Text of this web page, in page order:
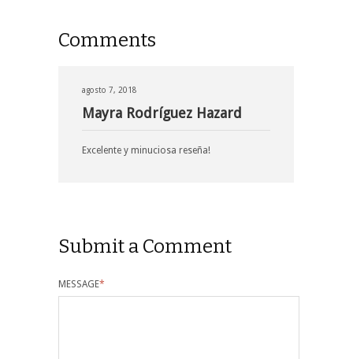
Comments
agosto 7, 2018
Mayra Rodríguez Hazard
Excelente y minuciosa reseña!
Submit a Comment
MESSAGE*